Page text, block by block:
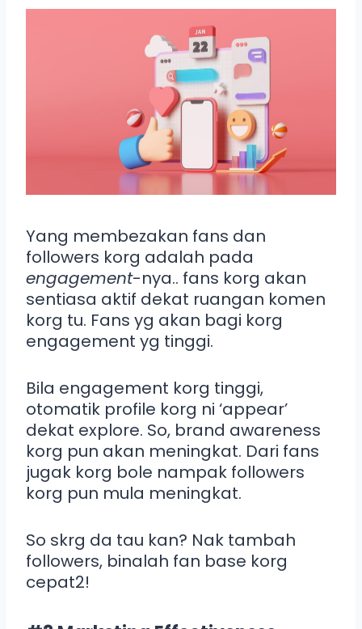
Yang membezakan fans dan
followers korg adalah pada
engagement-nya.. fans korg akan
sentiasa aktif dekat ruangan komen
korg tu. Fans yg akan bagi korg
engagement yg tinggi.
Bila engagement korg tinggi,
otomatik profile korg ni ‘appear’
dekat explore. So, brand awareness
korg pun akan meningkat. Dari fans
jugak korg bole nampak followers
korg pun mula meningkat.
So skrg da tau kan? Nak tambah
followers, binalah fan base korg
cepat2!